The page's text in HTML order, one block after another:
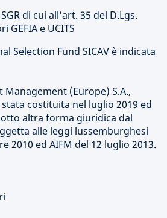
di cui all'art. 35 del D.Lgs.
GEFIA e UCITS
Selection Fund SICAV è indicata
(Europe) S.A.,
costituita nel luglio 2019 ed
altra forma giuridica dal
alle leggi lussemburghesi
2010 ed AIFM del 12 luglio 2013.